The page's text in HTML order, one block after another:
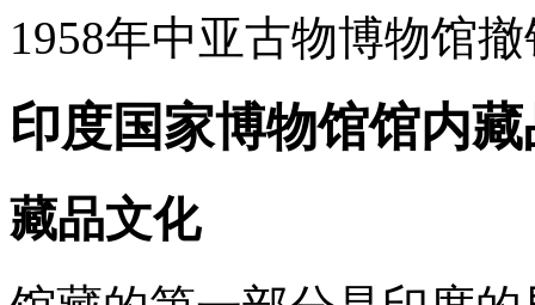
1958年中亚古物博物馆
印度国家博物馆馆内藏
藏品文化